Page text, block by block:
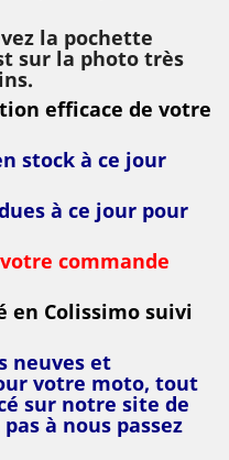
la pochette
sur la photo très
efficace de votre
stock à ce jour
à ce jour pour
commande
en Colissimo suivi
neuves et
votre moto, tout
sur notre site de
à nous passez